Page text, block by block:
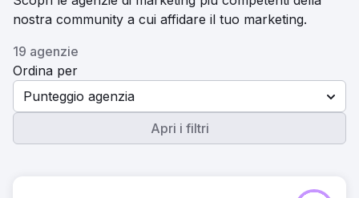
nostra community a cui affidare il tuo marketing.
19 agenzie
Ordina per
Punteggio agenzia
Apri i filtri